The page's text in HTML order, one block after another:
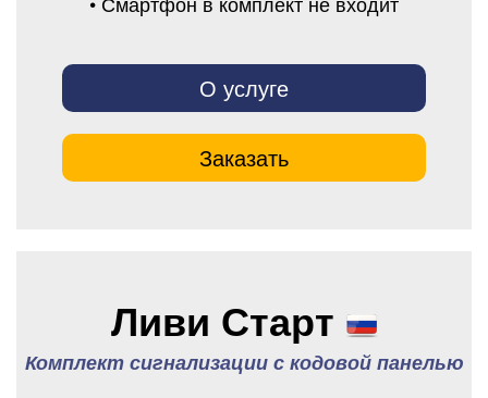
О услуге
Заказать
Ливи Старт
Комплект сигнализации с кодовой панелью